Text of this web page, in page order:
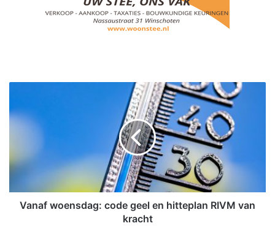
n
o
n
Vanaf woensdag: code geel en hitteplan RIVM van
kracht